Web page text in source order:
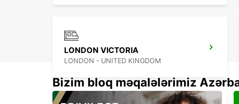
LONDON VICTORIA
LONDON - UNITED KINGDOM
Bizim bloq məqalələrimiz